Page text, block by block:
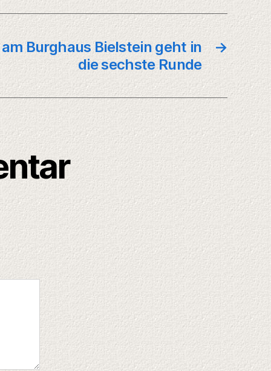
→
am Burghaus Bielstein geht in
die sechste Runde